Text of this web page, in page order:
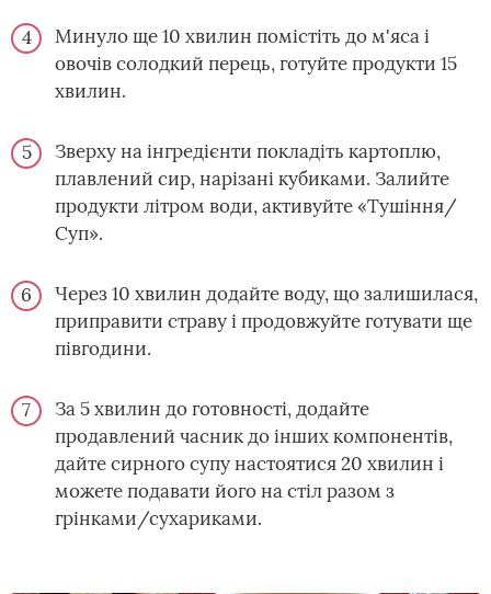
Минуло ще 10 хвилин помістіть до м'яса і
овочів солодкий перець, готуйте продукти 15
хвилин.
Зверху на інгредієнти покладіть картоплю,
плавлений сир, нарізані кубиками. Залийте
продукти літром води, активуйте «Тушіння/
Суп».
Через 10 хвилин додайте воду, що залишилася,
приправити страву і продовжуйте готувати ще
півгодини.
За 5 хвилин до готовності, додайте
продавлений часник до інших компонентів,
дайте сирного супу настоятися 20 хвилин і
можете подавати його на стіл разом з
грінками/сухариками.